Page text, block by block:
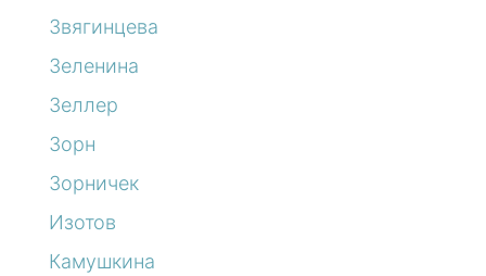
Звягинцева
Зеленина
Зеллер
Зорн
Зорничек
Изотов
Камушкина